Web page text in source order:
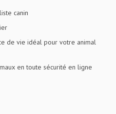
canin
de vie idéal pour votre animal
en toute sécurité en ligne